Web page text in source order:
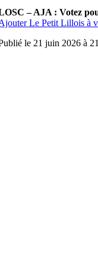
– AJA : Votez
Le Petit Lillois à
le 21 juin 2026 à